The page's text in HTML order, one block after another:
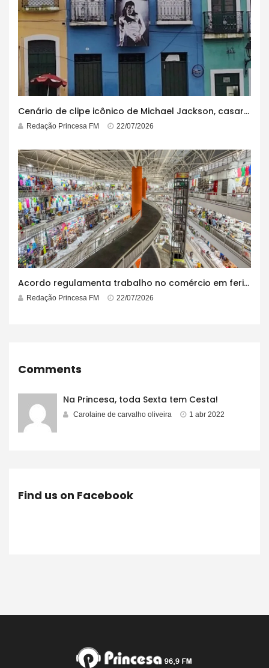
Cenário de clipe icônico de Michael Jackson, casarão azul no centro do Pelourinho enfrenta ordem de desocupação
Redação Princesa FM 22/07/2026
Acordo regulamenta trabalho no comércio em feriados
Redação Princesa FM 22/07/2026
Comments
Na Princesa, toda Sexta tem Cesta!
Carolaine de carvalho oliveira 1 abr 2022
Find us on Facebook